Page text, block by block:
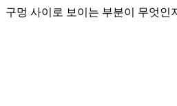
구멍 사이로 보이는 부분이 무엇인